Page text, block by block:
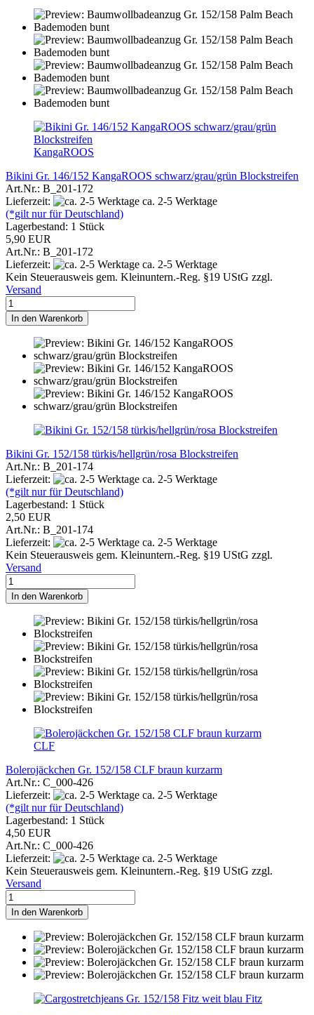
KangaROOS
Bikini Gr. 146/152 KangaROOS schwarz/grau/grün Blockstreifen
Art.Nr.: B_201-172
Lieferzeit:
ca. 2-5 Werktage
(*gilt nur für Deutschland)
Lagerbestand: 1 Stück
5,90 EUR
Art.Nr.: B_201-172
Lieferzeit:
ca. 2-5 Werktage
Kein Steuerausweis gem. Kleinuntern.-Reg. §19 UStG zzgl.
Versand
In den Warenkorb
Bikini Gr. 152/158 türkis/hellgrün/rosa Blockstreifen
Art.Nr.: B_201-174
Lieferzeit:
ca. 2-5 Werktage
(*gilt nur für Deutschland)
Lagerbestand: 1 Stück
2,50 EUR
Art.Nr.: B_201-174
Lieferzeit:
ca. 2-5 Werktage
Kein Steuerausweis gem. Kleinuntern.-Reg. §19 UStG zzgl.
Versand
In den Warenkorb
CLF
Bolerojäckchen Gr. 152/158 CLF braun kurzarm
Art.Nr.: C_000-426
Lieferzeit:
ca. 2-5 Werktage
(*gilt nur für Deutschland)
Lagerbestand: 1 Stück
4,50 EUR
Art.Nr.: C_000-426
Lieferzeit:
ca. 2-5 Werktage
Kein Steuerausweis gem. Kleinuntern.-Reg. §19 UStG zzgl.
Versand
In den Warenkorb
Fitz